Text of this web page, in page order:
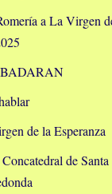
a La Virgen
de la Esperanza
de Santa